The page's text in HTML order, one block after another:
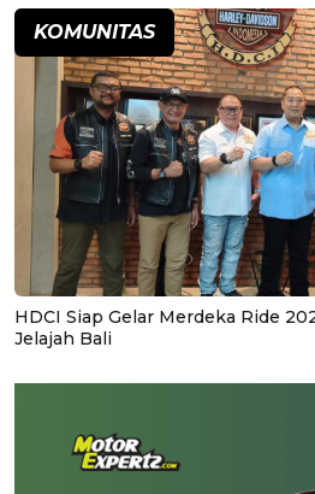
KOMUNITAS
HDCI Siap Gelar Merdeka Ride
Jelajah Bali